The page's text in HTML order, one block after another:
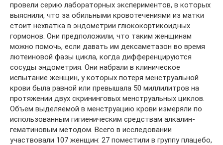
провели серию лабораторных экспериментов, в которых
выяснили, что за обильными кровотечениями из матки
стоит нехватка в эндометрии глюкокортикоидных
гормонов. Они предположили, что таким женщинам
можно помочь, если давать им дексаметазон во время
лютеиновой фазы цикла, когда дифференцируются
сосуды эндометрия. Они набрали в клиническое
испытание женщин, у которых потеря менструальной
крови была равной или превышала 50 миллилитров на
протяжении двух скрининговых менструальных циклов.
Объем выделяемой в менструацию крови измеряли по
использованным гигиеническим средствам алкалин-
гематиновым методом. Всего в исследовании
участвовали 107 женщин: 27 поместили в группу плацебо,